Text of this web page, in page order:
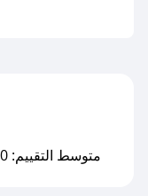
متوسط التقييم: 5.0 من 5 نجوم بواسطة 120 مستخدمين